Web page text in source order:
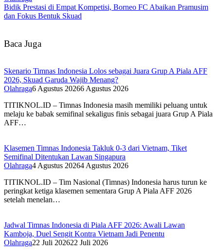
Bidik Prestasi di Empat Kompetisi, Borneo FC Abaikan Pramusim
dan Fokus Bentuk Skuad
Baca Juga
Skenario Timnas Indonesia Lolos sebagai Juara Grup A Piala AFF
2026, Skuad Garuda Wajib Menang?
Olahraga6 Agustus 20266 Agustus 2026
TITIKNOL.ID – Timnas Indonesia masih memiliki peluang untuk
melaju ke babak semifinal sekaligus finis sebagai juara Grup A Piala
AFF…
Klasemen Timnas Indonesia Takluk 0-3 dari Vietnam, Tiket
Semifinal Ditentukan Lawan Singapura
Olahraga4 Agustus 20264 Agustus 2026
TITIKNOL.ID – Tim Nasional (Timnas) Indonesia harus turun ke
peringkat ketiga klasemen sementara Grup A Piala AFF 2026
setelah menelan…
Jadwal Timnas Indonesia di Piala AFF 2026: Awali Lawan
Kamboja, Duel Sengit Kontra Vietnam Jadi Penentu
Olahraga22 Juli 202622 Juli 2026